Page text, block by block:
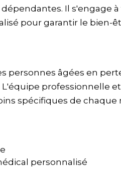
Il s'engage
pour garantir le bien-
personnes âgées en
professionnelle
spécifiques de
personnalisé